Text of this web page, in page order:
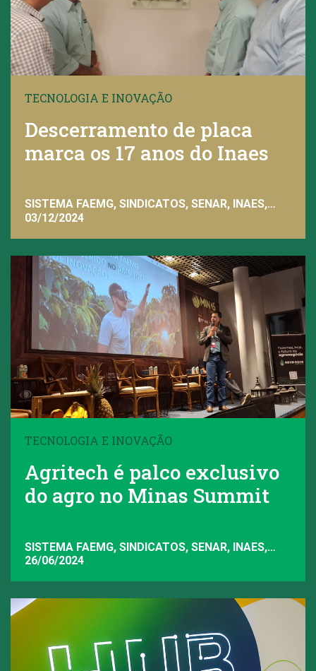
TECNOLOGIA E INOVAÇÃO
Descerramento de placa
marca os 17 anos do Inaes
SISTEMA FAEMG, SINDICATOS, SENAR, INAES,
FAEMG
03/12/2024
TECNOLOGIA E INOVAÇÃO
Agritech é palco exclusivo
do agro no Minas Summit
SISTEMA FAEMG, SINDICATOS, SENAR, INAES,
FAEMG
26/06/2024